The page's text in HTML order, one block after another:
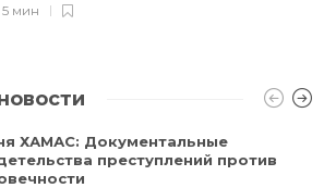
5 мин
ХАМАС: Документальные
преступлений против